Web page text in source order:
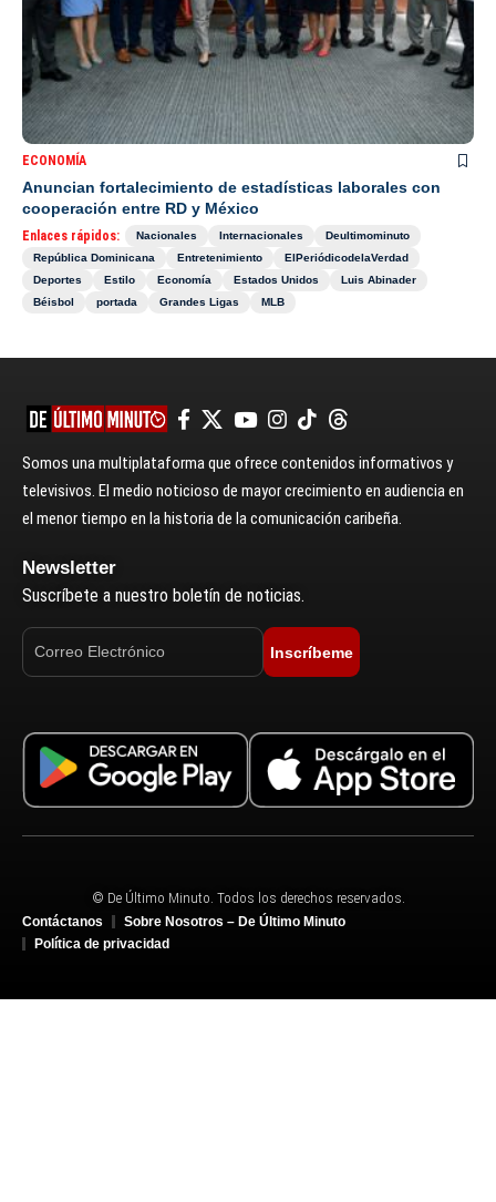
ECONOMÍA
Anuncian fortalecimiento de estadísticas laborales con
cooperación entre RD y México
Enlaces rápidos: Nacionales Internacionales
Deultimominuto
República Dominicana
Entretenimiento
ElPeriódicodelaVerdad
Deportes
Estilo Economía Estados Unidos
Luis Abinader
Béisbol
portada Grandes Ligas MLB
Somos una multiplataforma que ofrece contenidos informativos y
televisivos. El medio noticioso de mayor crecimiento en audiencia en
el menor tiempo en la historia de la comunicación caribeña.
Newsletter
Suscríbete a nuestro boletín de noticias.
Inscríbeme
© De Último Minuto. Todos los derechos reservados.
Contáctanos
Sobre Nosotros – De Último Minuto
Política de privacidad